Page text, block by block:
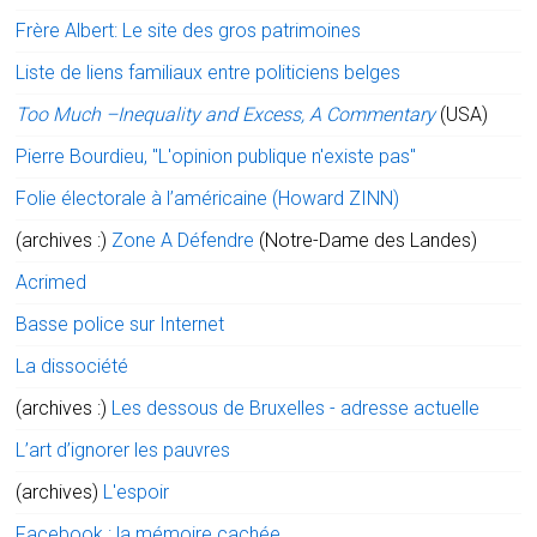
Frère Albert: Le site des gros patrimoines
Liste de liens familiaux entre politiciens belges
Too Much –Inequality and Excess, A Commentary (USA)
Pierre Bourdieu, "L'opinion publique n'existe pas"
Folie électorale à l’américaine (Howard ZINN)
(archives :) Zone A Défendre (Notre-Dame des Landes)
Acrimed
Basse police sur Internet
La dissociété
(archives :) Les dessous de Bruxelles - adresse actuelle
L’art d’ignorer les pauvres
(archives) L'espoir